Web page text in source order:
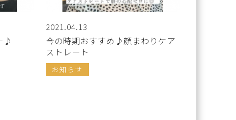
♪
2021.04.13
今の時期おすすめ♪顔まわりケア
ストレート
お知らせ